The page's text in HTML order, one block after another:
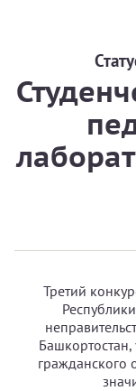
Третий
Башкортостан,
гражданского